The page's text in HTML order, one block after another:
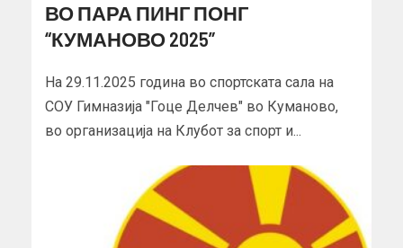
ВО ПАРА ПИНГ ПОНГ
“КУМАНОВО 2025”
На 29.11.2025 година во спортската сала на
СОУ Гимназија "Гоце Делчев" во Куманово,
во организација на Клубот за спорт и...